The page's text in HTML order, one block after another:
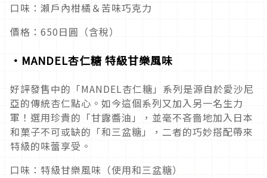
口味：瀨戶內柑橘＆苦味巧克力
價格：650日圓（含稅）
・MANDEL杏仁糖 特級甘樂風味
好評發售中的「MANDEL杏仁糖」系列是源自於愛沙尼
亞的傳統杏仁點心。如今這個系列又加入另一名生力
軍！選用珍貴的「甘露醬油」，並毫不吝嗇地加入日本
和菓子不可或缺的「和三盆糖」，二者的巧妙搭配帶來
特級的味蕾享受。
口味：特級甘樂風味（使用和三盆糖）